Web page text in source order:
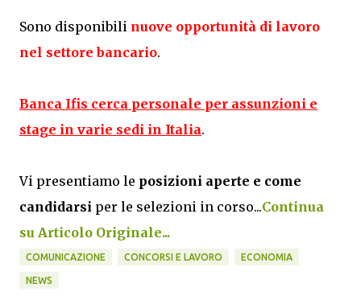
Sono disponibili nuove opportunità di lavoro
nel settore bancario.
Banca Ifis cerca personale per assunzioni e
stage in varie sedi in Italia.
Vi presentiamo le posizioni aperte e come
candidarsi per le selezioni in corso...Continua
su Articolo Originale...
COMUNICAZIONE CONCORSI E LAVORO ECONOMIA
NEWS